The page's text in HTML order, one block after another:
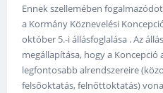
Ennek szellemében
a Kormány Köznevelési
október 5.-i állásfoglalása . Az
megállapítása, hogy a Koncepció
legfontosabb alrendszereire
felsőoktatás, felnőttoktatás)